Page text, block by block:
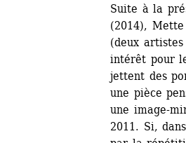
Suite à la
(2014),
(deux
intérêt pour
jettent des
une pièce
une image-
2011. Si,